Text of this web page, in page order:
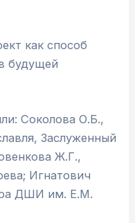
как способ
будущей
Соколова О.Б.,
Заслуженный
Ж.Г.,
Игнатович
ДШИ им. Е.М.